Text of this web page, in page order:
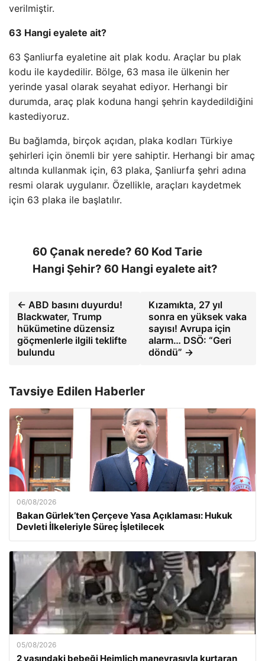
verilmiştir.
63 Hangi eyalete ait?
63 Şanliurfa eyaletine ait plak kodu. Araçlar bu plak
kodu ile kaydedilir. Bölge, 63 masa ile ülkenin her
yerinde yasal olarak seyahat ediyor. Herhangi bir
durumda, araç plak koduna hangi şehrin kaydedildiğini
kastediyoruz.
Bu bağlamda, birçok açıdan, plaka kodları Türkiye
şehirleri için önemli bir yere sahiptir. Herhangi bir amaç
altında kullanmak için, 63 plaka, Şanliurfa şehri adına
resmi olarak uygulanır. Özellikle, araçları kaydetmek
için 63 plaka ile başlatılır.
60 Çanak nerede? 60 Kod Tarie
Hangi Şehir? 60 Hangi eyalete ait?
← ABD basını duyurdu!
Blackwater, Trump
hükümetine düzensiz
göçmenlerle ilgili teklifte
bulundu
Kızamıkta, 27 yıl
sonra en yüksek vaka
sayısı! Avrupa için
alarm… DSÖ: “Geri
döndü” →
Tavsiye Edilen Haberler
06/08/2026
Bakan Gürlek’ten Çerçeve Yasa Açıklaması: Hukuk
Devleti İlkeleriyle Süreç İşletilecek
05/08/2026
2 yaşındaki bebeği Heimlich manevrasıyla kurtaran